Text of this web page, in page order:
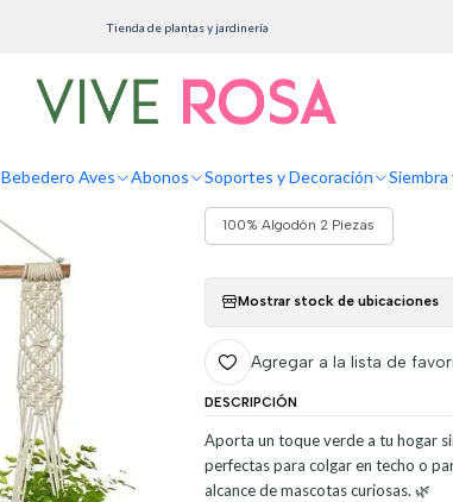
Bebedero Aves Abonos Soportes y Decoración
Tienda de plantas y jardinería
Soportes colgantes Juego Macramé x02 Unidades Macetas Plantas De
Juego Macramé
100% Algodón 2 Piezas
Mostrar stock de ubicaciones
Agregar a la lista de
DESCRIPCIÓN
Aporta un toque verde a tu hogar
perfectas para colgar en techo o
alcance de mascotas curiosas. 🌿